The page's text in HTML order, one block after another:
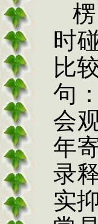
时
比
句：
会
年
录
实